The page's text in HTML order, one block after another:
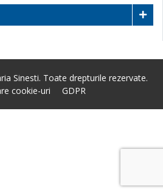
Sinesti. Toate drepturile rezervate.
cookie-uri
GDPR